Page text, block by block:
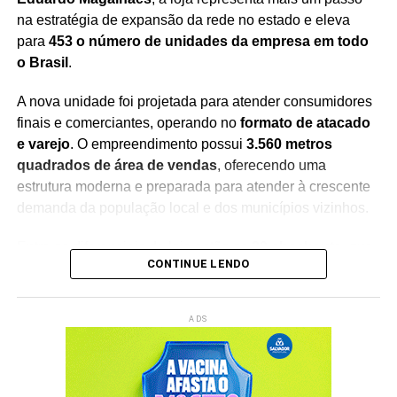
Redação Saiba+
na estratégia de expansão da rede no estado e eleva
para 453 o número de unidades da empresa em todo
o Brasil .
A nova unidade foi projetada para atender consumidores
finais e comerciantes, operando no formato de atacado
e varejo. O empreendimento possui 3.560 metros
quadrados de área de vendas, oferecendo uma
estrutura moderna e preparada para atender à crescente
demanda da população local e dos municípios vizinhos.
Entre os diferenciais da loja estão os20 checkouts
garantem maior agilidade no atendimento, além de um
Com a inauguração, a empresa chega à15ª unidade na
, consolidando sua presença no mercado baiano e
reforçando os investimentos em cidades do interior. A
CONTINUE LENDO
ADS